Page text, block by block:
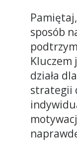
sposób
Kluczem
działa
strategii